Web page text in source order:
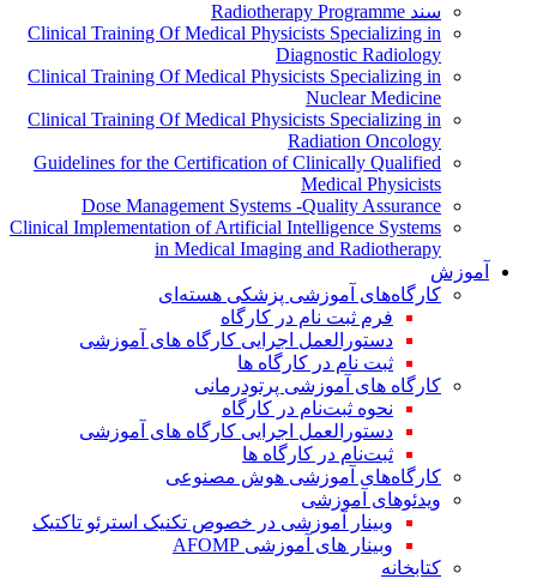
سند Radiotherapy Programme
Clinical Training Of Medical Physicists Specializing in
Diagnostic Radiology
Clinical Training Of Medical Physicists Specializing in
Nuclear Medicine
Clinical Training Of Medical Physicists Specializing in
Radiation Oncology
Guidelines for the Certification of Clinically Qualified
Medical Physicists
Dose Management Systems -Quality Assurance
Clinical Implementation of Artificial Intelligence Systems
in Medical Imaging and Radiotherapy
آموزش
کارگاه‌های آموزشی پزشکی هسته‌ای
فرم ثبت نام در کارگاه
دستورالعمل اجرایی کارگاه های آموزشی
ثبت نام در کارگاه ها
کارگاه های آموزشی پرتودرمانی
نحوه ثبت‌نام در کارگاه
دستورالعمل اجرایی کارگاه های آموزشی
ثبت‌نام در کارگاه ها
کارگاه‌های آموزشی هوش مصنوعی
ویدئوهای آموزشی
وبینار آموزشی در خصوص تکنیک استرئو تاکتیک
وبینار های آموزشی AFOMP
کتابخانه